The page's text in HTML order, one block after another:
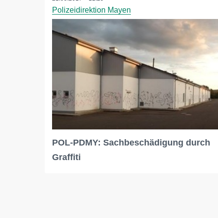
Polizeidirektion Mayen
POL-PDMY: Sachbeschädigung durch
Graffiti